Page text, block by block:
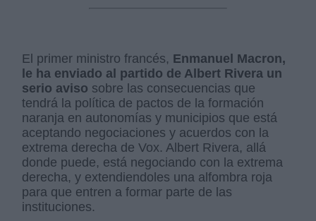
El primer ministro francés, Enmanuel Macron,
le ha enviado al partido de Albert Rivera un
serio aviso sobre las consecuencias que
tendrá la política de pactos de la formación
naranja en autonomías y municipios que está
aceptando negociaciones y acuerdos con la
extrema derecha de Vox. Albert Rivera, allá
donde puede, está negociando con la extrema
derecha, y extendiendoles una alfombra roja
para que entren a formar parte de las
instituciones.